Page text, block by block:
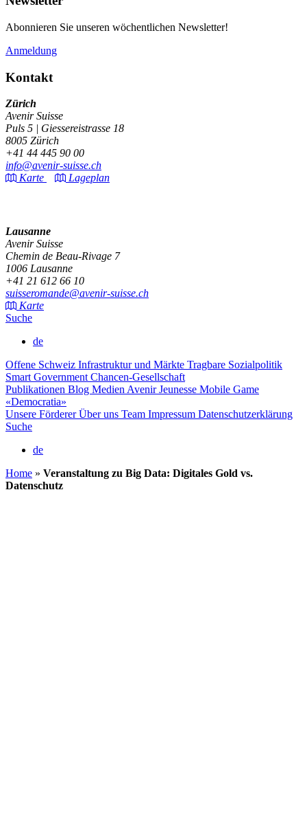
Abonnieren Sie unseren wöchentlichen Newsletter!
Anmeldung
Kontakt
Zürich
Avenir Suisse
Puls 5 | Giessereistrasse 18
8005 Zürich
+41 44 445 90 00
info@avenir-suisse.ch
Karte
Lageplan
Lausanne
Avenir Suisse
Chemin de Beau-Rivage 7
1006 Lausanne
+41 21 612 66 10
suisseromande@avenir-suisse.ch
Karte
Suche
de
Offene Schweiz Infrastruktur und Märkte Tragbare Sozialpolitik
Smart Government Chancen-Gesellschaft
Publikationen Blog Medien Avenir Jeunesse Mobile Game
«Democratia»
Unsere FördererÜber uns Team Impressum Datenschutzerklärung
Suche
de
Home » Veranstaltung zu Big Data: Digitales Gold vs.
Datenschutz